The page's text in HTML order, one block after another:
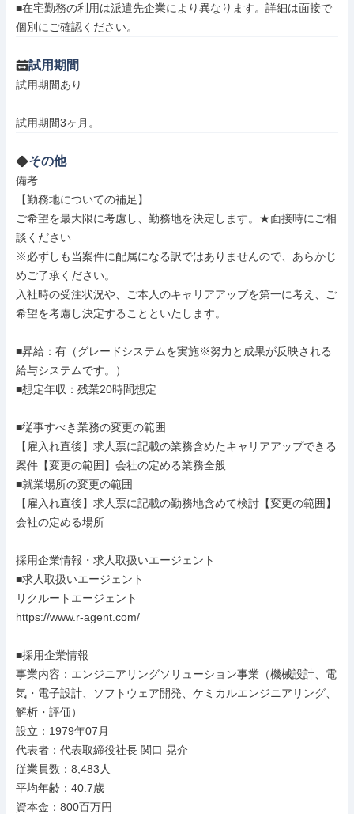
■在宅勤務の利用は派遣先企業により異なります。詳細は面接で
個別にご確認ください。
試用期間
試用期間あり
試用期間3ヶ月。
その他
備考
【勤務地についての補足】
ご希望を最大限に考慮し、勤務地を決定します。★面接時にご相
談ください
※必ずしも当案件に配属になる訳ではありませんので、あらかじ
めご了承ください。
入社時の受注状況や、ご本人のキャリアアップを第一に考え、ご
希望を考慮し決定することといたします。
■昇給：有（グレードシステムを実施※努力と成果が反映される
給与システムです。）
■想定年収：残業20時間想定
■従事すべき業務の変更の範囲
【雇入れ直後】求人票に記載の業務含めたキャリアアップできる
案件【変更の範囲】会社の定める業務全般
■就業場所の変更の範囲
【雇入れ直後】求人票に記載の勤務地含めて検討【変更の範囲】
会社の定める場所
採用企業情報・求人取扱いエージェント
■求人取扱いエージェント
リクルートエージェント
https://www.r-agent.com/
■採用企業情報
事業内容：エンジニアリングソリューション事業（機械設計、電
気・電子設計、ソフトウェア開発、ケミカルエンジニアリング、
解析・評価）
設立：1979年07月
代表者：代表取締役社長 関口 晃介
従業員数：8,483人
平均年齢：40.7歳
資本金：800百万円